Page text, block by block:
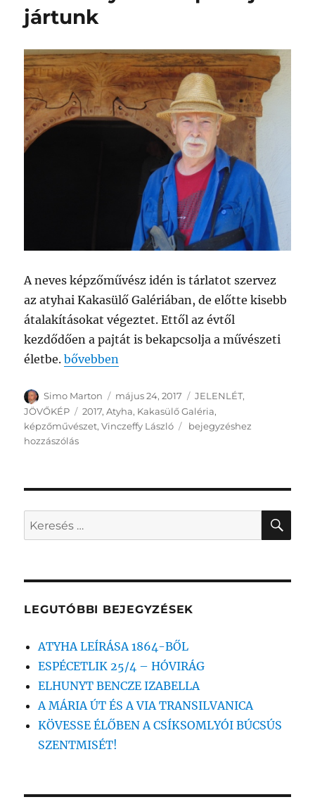
jártunk
A neves képzőművész idén is tárlatot szervez
az atyhai Kakasülő Galériában, de előtte kisebb
átalakításokat végeztet. Ettől az évtől
kezdődően a pajtát is bekapcsolja a művészeti
életbe.„Vinczeffy László portáján jártunk”
bővebben
Szerző
Simo Marton Közzétéve
május 24, 2017 Kategória
JELENLÉT,
JÖVŐKÉP
Címke
2017,Atyha, Kakasülő Galéria,
képzőművészet,Vinczeffy László
Vinczeffy
bejegyzéshez
hozzászólás
Keresés
a
kifejezésre:
LEGUTÓBBI BEJEGYZÉSEK
ATYHA LEÍRÁSA 1864-BŐL
ESPÉCETLIK 25/4 – HÓVIRÁG
ELHUNYT BENCZE IZABELLA
A MÁRIA ÚT ÉS A VIA TRANSILVANICA
KÖVESSE ÉLŐBEN A CSÍKSOMLYÓI BÚCSÚS
SZENTMISÉT!